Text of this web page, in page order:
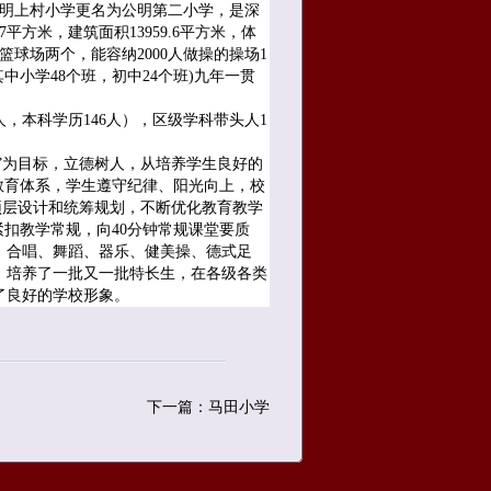
村小学更名为公明第二小学，是深
方米，建筑面积13959.6平方米，体
球场两个，能容纳2000人做操的操场1
小学48个班，初中24个班)九年一贯
本科学历146人），区级学科带头人1
目标，立德树人，从培养学生良好的
体系，学生遵守纪律、阳光向上，校
设计和统筹规划，不断优化教育教学
教学常规，向40分钟常规课堂要质
唱、舞蹈、器乐、健美操、德式足
养了一批又一批特长生，在各级各类
好的学校形象。
下一篇：马田小学